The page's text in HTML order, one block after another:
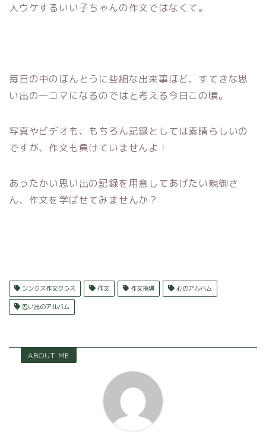
人ウケするいい子ちゃんの作文ではなくて。
毎日の中のほんとうに些細な出来事ほど、すてきな思
い出の一コマになるのではと考える今日この頃。
写真やビデオも、もちろん記録としては素晴らしいの
ですが、作文も負けていませんよ！
あったかい思い出の記録を用意してあげたい親御さ
ん、作文を学ばせてみませんか？
シンクス作文クラス 作文 作文指導 心のアルバム
思い出のアルバム
ABOUT ME